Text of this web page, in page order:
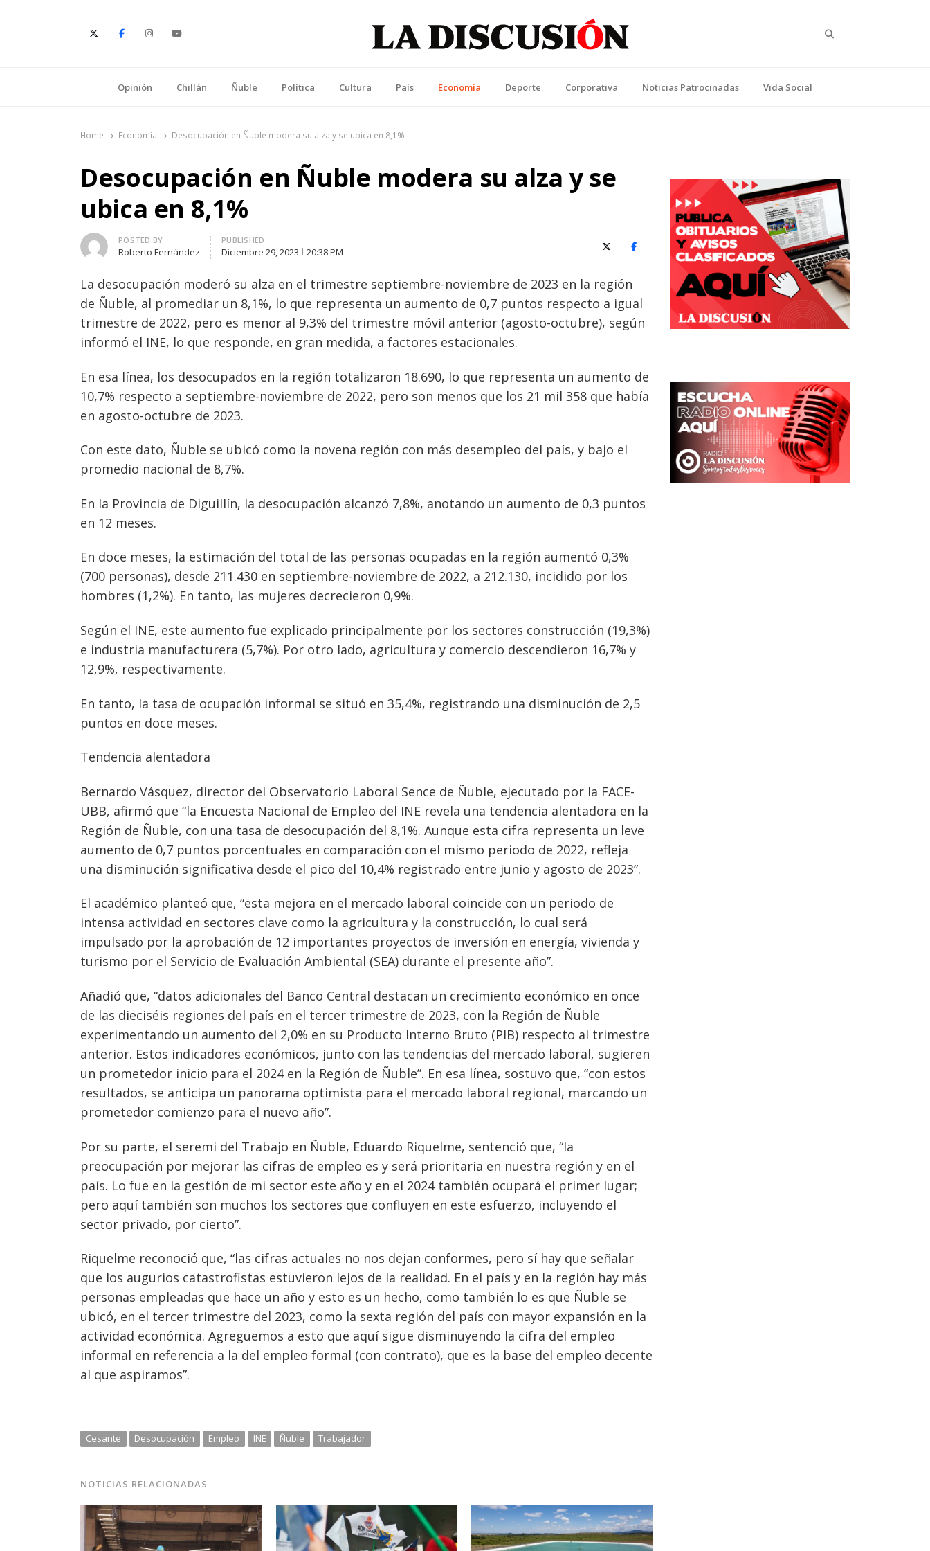
Opinión Chillán Ñuble Política Cultura País Economía Deporte Corporativa Noticias Patrocinadas Vida Social
Home Economía Desocupación en Ñuble modera su alza y se ubica en 8,1%
Desocupación en Ñuble modera su alza y se
ubica en 8,1%
Author
POSTED BY
Roberto Fernández
PUBLISHED
Diciembre 29, 2023 20:38 PM X (Twitter)Facebook
La desocupación moderó su alza en el trimestre septiembre-noviembre de 2023 en la región
de Ñuble, al promediar un 8,1%, lo que representa un aumento de 0,7 puntos respecto a igual
trimestre de 2022, pero es menor al 9,3% del trimestre móvil anterior (agosto-octubre), según
informó el INE, lo que responde, en gran medida, a factores estacionales.
En esa línea, los desocupados en la región totalizaron 18.690, lo que representa un aumento de
10,7% respecto a septiembre-noviembre de 2022, pero son menos que los 21 mil 358 que había
en agosto-octubre de 2023.
Con este dato, Ñuble se ubicó como la novena región con más desempleo del país, y bajo el
promedio nacional de 8,7%.
En la Provincia de Diguillín, la desocupación alcanzó 7,8%, anotando un aumento de 0,3 puntos
en 12 meses.
En doce meses, la estimación del total de las personas ocupadas en la región aumentó 0,3%
(700 personas), desde 211.430 en septiembre-noviembre de 2022, a 212.130, incidido por los
hombres (1,2%). En tanto, las mujeres decrecieron 0,9%.
Según el INE, este aumento fue explicado principalmente por los sectores construcción (19,3%)
e industria manufacturera (5,7%). Por otro lado, agricultura y comercio descendieron 16,7% y
12,9%, respectivamente.
En tanto, la tasa de ocupación informal se situó en 35,4%, registrando una disminución de 2,5
puntos en doce meses.
Tendencia alentadora
Bernardo Vásquez, director del Observatorio Laboral Sence de Ñuble, ejecutado por la FACE-
UBB, afirmó que “la Encuesta Nacional de Empleo del INE revela una tendencia alentadora en la
Región de Ñuble, con una tasa de desocupación del 8,1%. Aunque esta cifra representa un leve
aumento de 0,7 puntos porcentuales en comparación con el mismo periodo de 2022, refleja
una disminución significativa desde el pico del 10,4% registrado entre junio y agosto de 2023”.
El académico planteó que, “esta mejora en el mercado laboral coincide con un periodo de
intensa actividad en sectores clave como la agricultura y la construcción, lo cual será
impulsado por la aprobación de 12 importantes proyectos de inversión en energía, vivienda y
turismo por el Servicio de Evaluación Ambiental (SEA) durante el presente año”.
Añadió que, “datos adicionales del Banco Central destacan un crecimiento económico en once
de las dieciséis regiones del país en el tercer trimestre de 2023, con la Región de Ñuble
experimentando un aumento del 2,0% en su Producto Interno Bruto (PIB) respecto al trimestre
anterior. Estos indicadores económicos, junto con las tendencias del mercado laboral, sugieren
un prometedor inicio para el 2024 en la Región de Ñuble”. En esa línea, sostuvo que, “con estos
resultados, se anticipa un panorama optimista para el mercado laboral regional, marcando un
prometedor comienzo para el nuevo año”.
Por su parte, el seremi del Trabajo en Ñuble, Eduardo Riquelme, sentenció que, “la
preocupación por mejorar las cifras de empleo es y será prioritaria en nuestra región y en el
país. Lo fue en la gestión de mi sector este año y en el 2024 también ocupará el primer lugar;
pero aquí también son muchos los sectores que confluyen en este esfuerzo, incluyendo el
sector privado, por cierto”.
Riquelme reconoció que, “las cifras actuales no nos dejan conformes, pero sí hay que señalar
que los augurios catastrofistas estuvieron lejos de la realidad. En el país y en la región hay más
personas empleadas que hace un año y esto es un hecho, como también lo es que Ñuble se
ubicó, en el tercer trimestre del 2023, como la sexta región del país con mayor expansión en la
actividad económica. Agreguemos a esto que aquí sigue disminuyendo la cifra del empleo
informal en referencia a la del empleo formal (con contrato), que es la base del empleo decente
al que aspiramos”.
Cesante Desocupación Empleo INE Ñuble Trabajador
NOTICIAS RELACIONADAS
Navegación